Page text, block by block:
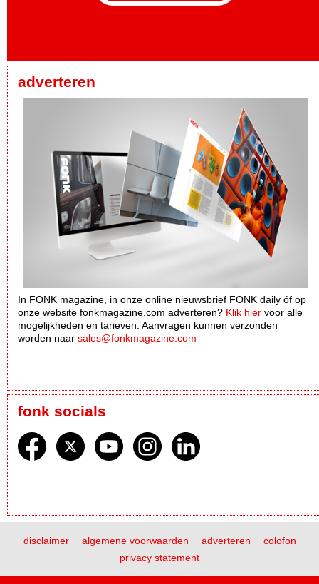
adverteren
In FONK magazine, in onze online nieuwsbrief FONK daily óf op
onze website fonkmagazine.com adverteren? Klik hier voor alle
mogelijkheden en tarieven. Aanvragen kunnen verzonden
worden naar sales@fonkmagazine.com
fonk socials
disclaimer algemene voorwaarden adverteren
colofon
privacy statement